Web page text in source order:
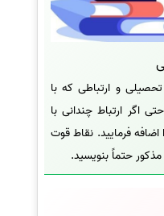
و ارتباطی که با
اگر ارتباط چندانی با
اضافه فرمایید. نقاط قوت
حتماً بنویسید.